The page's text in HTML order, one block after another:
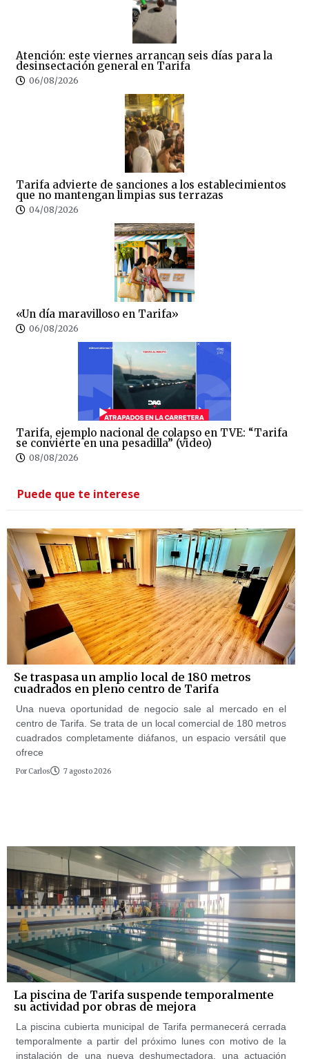
Atención: este viernes arrancan seis días para la
desinsectación general en Tarifa
06/08/2026
Tarifa advierte de sanciones a los establecimientos
que no mantengan limpias sus terrazas
04/08/2026
«Un día maravilloso en Tarifa»
06/08/2026
Tarifa, ejemplo nacional de colapso en TVE: “Tarifa
se convierte en una pesadilla” (video)
08/08/2026
Puede que te interese
Se traspasa un amplio local de 180 metros
cuadrados en pleno centro de Tarifa
Una nueva oportunidad de negocio sale al mercado en el
centro de Tarifa. Se trata de un local comercial de 180 metros
cuadrados completamente diáfanos, un espacio versátil que
ofrece
Por Carlos 7 agosto 2026
La piscina de Tarifa suspende temporalmente
su actividad por obras de mejora
La piscina cubierta municipal de Tarifa permanecerá cerrada
temporalmente a partir del próximo lunes con motivo de la
instalación de una nueva deshumectadora, una actuación